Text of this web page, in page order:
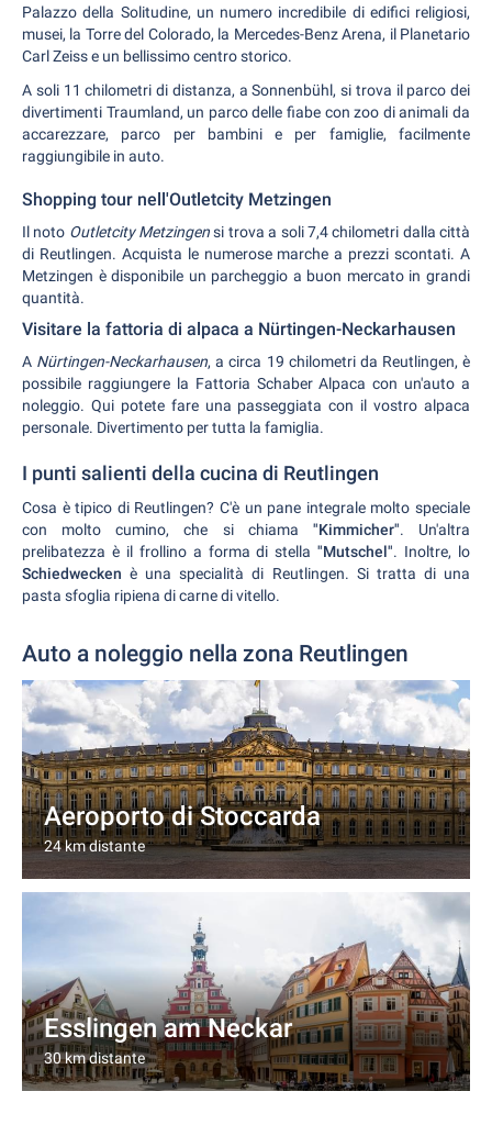
Palazzo della Solitudine, un numero incredibile di edifici religiosi,
musei, la Torre del Colorado, la Mercedes-Benz Arena, il Planetario
Carl Zeiss e un bellissimo centro storico.
A soli 11 chilometri di distanza, a Sonnenbühl, si trova il parco dei
divertimenti Traumland, un parco delle fiabe con zoo di animali da
accarezzare, parco per bambini e per famiglie, facilmente
raggiungibile in auto.
Shopping tour nell'Outletcity Metzingen
Il noto Outletcity Metzingensi trova a soli 7,4 chilometri dalla città
di Reutlingen. Acquista le numerose marche a prezzi scontati. A
Metzingen è disponibile un parcheggio a buon mercato in grandi
quantità.
Visitare la fattoria di alpaca a Nürtingen-Neckarhausen
A Nürtingen-Neckarhausen, a circa 19 chilometri da Reutlingen, è
possibile raggiungere la Fattoria Schaber Alpaca con un'auto a
noleggio. Qui potete fare una passeggiata con il vostro alpaca
personale. Divertimento per tutta la famiglia.
I punti salienti della cucina di Reutlingen
Cosa è tipico di Reutlingen? C'è un pane integrale molto speciale
con molto cumino, che si chiama "Kimmicher". Un'altra
prelibatezza è il frollino a forma di stella"Mutschel". Inoltre, lo
Schiedwecken è una specialità di Reutlingen. Si tratta di una
pasta sfoglia ripiena di carne di vitello.
Auto a noleggio nella zona Reutlingen
Aeroporto di Stoccarda
24 km distante
Esslingen am Neckar
30 km distante